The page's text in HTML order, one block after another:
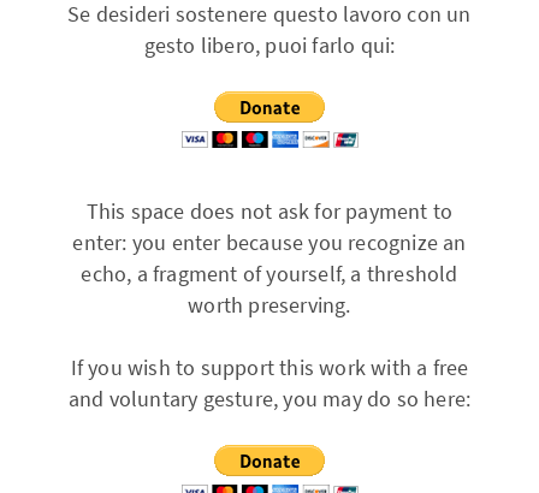
Se desideri sostenere questo lavoro con un
gesto libero, puoi farlo qui:
This space does not ask for payment to
enter: you enter because you recognize an
echo, a fragment of yourself, a threshold
worth preserving.
If you wish to support this work with a free
and voluntary gesture, you may do so here: